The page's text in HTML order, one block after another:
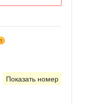
1
Показать номер